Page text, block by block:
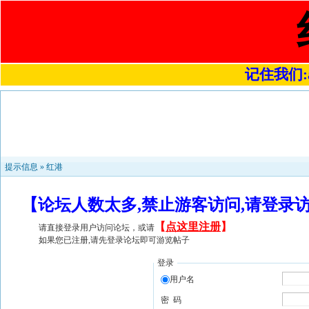
记住我们
提示信息 » 红港
【论坛人数太多,禁止游客访问,请登
请直接登录用户访问论坛，或请 【 点这里注册】
如果您已注册,请先登录论坛即可游览帖子
登录
用户名
密 码